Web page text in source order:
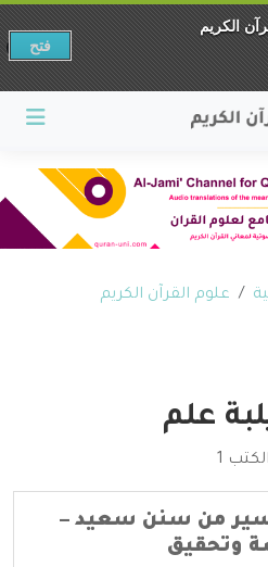
علوم القرآن الكريم
علم
الكتب 1
من سنن سعيد –
وتحقيق
الكريم
فتح